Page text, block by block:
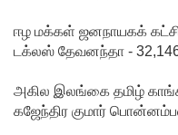
சிறை
மோதல்க
ளுக்கும்
ஈழ மக்கள் ஜனநாயகக் கட்சி
டக்லஸ் தேவனந்தா -
அகில இலங்கை தமிழ்
கஜேந்திர குமார்